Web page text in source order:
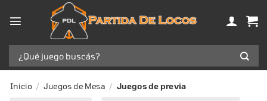
Buscar
por:
Inicio / Juegos de Mesa / Juegos de previa